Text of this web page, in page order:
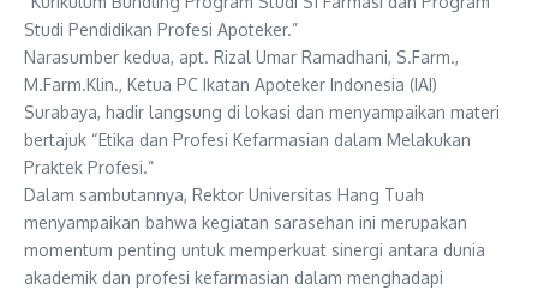
Studi Pendidikan Profesi Apoteker.”
Narasumber kedua, apt. Rizal Umar Ramadhani, S.Farm.,
M.Farm.Klin., Ketua PC Ikatan Apoteker Indonesia (IAI)
Surabaya, hadir langsung di lokasi dan menyampaikan materi
bertajuk “Etika dan Profesi Kefarmasian dalam Melakukan
Praktek Profesi.”
Dalam sambutannya, Rektor Universitas Hang Tuah
menyampaikan bahwa kegiatan sarasehan ini merupakan
momentum penting untuk memperkuat sinergi antara dunia
akademik dan profesi kefarmasian dalam menghadapi